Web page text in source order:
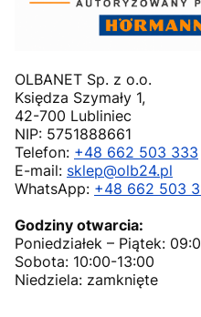
OLBANET Sp. z o.o.
Księdza Szymały 1,
42-700 Lubliniec
NIP: 5751888661
Telefon: +48 662 503 333
E-mail: sklep@olb24.pl
WhatsApp: +48 662 503
Godziny otwarcia:
Poniedziałek – Piątek:
Sobota: 10:00-13:00
Niedziela: zamknięte